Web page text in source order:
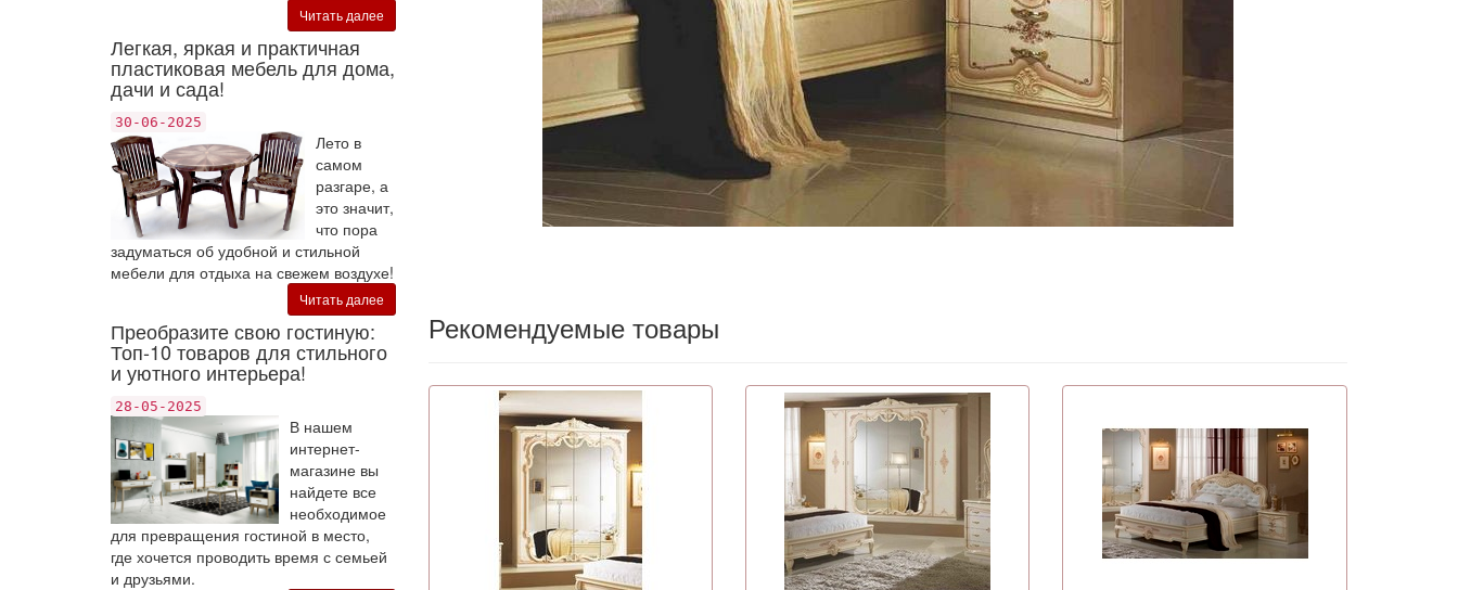
Читать далее
Легкая, яркая и практичная
пластиковая мебель для дома,
дачи и сада!
30-06-2025
Лето в
самом
разгаре, а
это значит,
что пора
задуматься об удобной и стильной
мебели для отдыха на свежем воздухе!
Читать далее
Преобразите свою гостиную:
Топ-10 товаров для стильного
и уютного интерьера!
28-05-2025
В нашем
интернет-
магазине вы
найдете все
необходимое
для превращения гостиной в место,
где хочется проводить время с семьей
и друзьями.
Рекомендуемые товары